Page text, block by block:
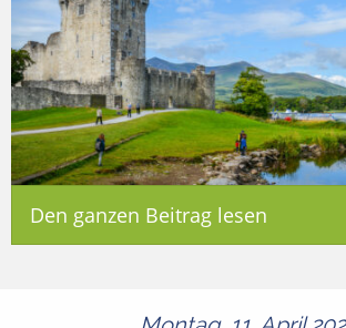
Den ganzen Beitrag lesen